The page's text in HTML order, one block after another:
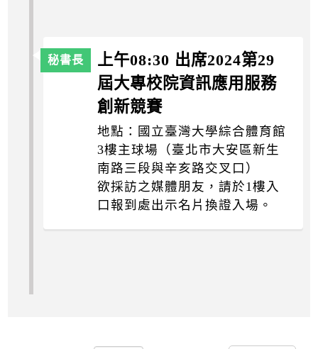
上午08:30 出席2024第29
屆大專校院資訊應用服務
創新競賽
地點：國立臺灣大學綜合體育館
3樓主球場（臺北市大安區新生
南路三段與辛亥路交叉口）
欲採訪之媒體朋友，請於1樓入
口報到處出示名片換證入場。